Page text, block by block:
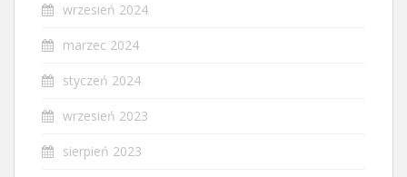
wrzesień 2024
marzec 2024
styczeń 2024
wrzesień 2023
sierpień 2023